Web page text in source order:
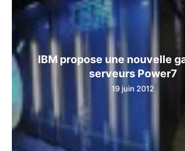
IBM propose une nouvelle
serveurs Power7
19 juin 2012